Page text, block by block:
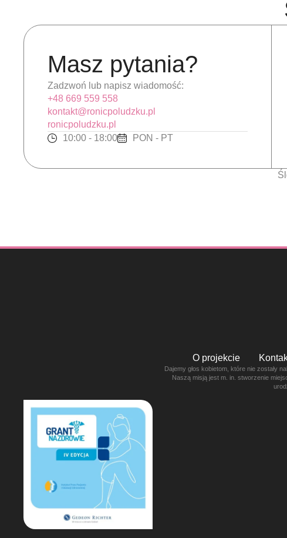
Masz pytania?
Zadzwoń lub napisz wiadomość:
+48 669 559 558
kontakt@ronicpoludzku.pl
ronicpoludzku.pl
10:00 - 18:00
PON - PT
O projekcie
Dajemy głos kobietom, które nie zostały
Naszą misją jest m. in. stworzenie